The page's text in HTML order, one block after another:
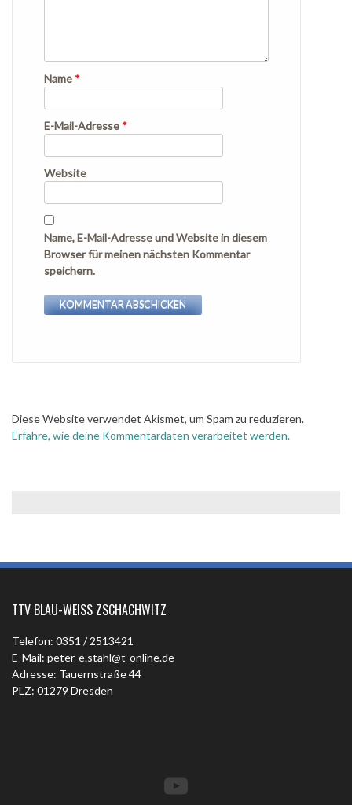
Name *
E-Mail-Adresse *
Website
Name, E-Mail-Adresse und Website in diesem
Browser für meinen nächsten Kommentar
speichern.
Diese Website verwendet Akismet, um Spam zu reduzieren.
Erfahre, wie deine Kommentardaten verarbeitet werden.
TTV BLAU-WEISS ZSCHACHWITZ
Telefon: 0351 / 2513421
E-Mail: peter-e.stahl@t-online.de
Adresse: Tauernstraße 44
PLZ: 01279 Dresden
YouTube